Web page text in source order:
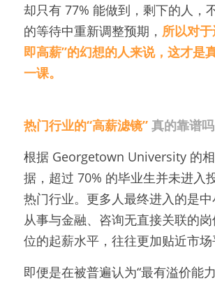
却只有 77% 能做到，剩下的人，
的等待中重新调整预期， 所以对
即高薪”的幻想的人来说，这才是
一课。
热门行业的“高薪滤镜” 真的靠谱吗
根据 Georgetown University 的
据，超过 70% 的毕业生并未进入
热门行业。更多人最终进入的是
从事与金融、咨询无直接关联的
位的起薪水平，往往更加贴近市场
即便是在被普遍认为“最有溢价能